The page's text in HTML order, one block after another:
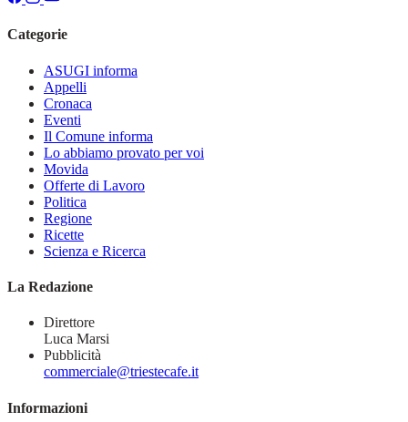
Categorie
ASUGI informa
Appelli
Cronaca
Eventi
Il Comune informa
Lo abbiamo provato per voi
Movida
Offerte di Lavoro
Politica
Regione
Ricette
Scienza e Ricerca
La Redazione
Direttore
Luca Marsi
Pubblicità
commerciale@triestecafe.it
Informazioni